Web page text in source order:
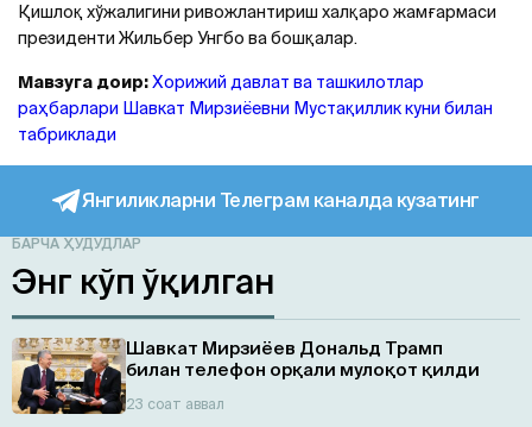
Қишлоқ хўжалигини ривожлантириш халқаро жамғармаси
президенти Жильбер Унгбо ва бошқалар.
Мавзуга доир:Хорижий давлат ва ташкилотлар
раҳбарлари Шавкат Мирзиёевни Мустақиллик куни билан
табриклади
Янгиликларни Телеграм каналда кузатинг
БАРЧА ҲУДУДЛАР
Энг кўп ўқилган
Шавкат Мирзиёев Дональд Трамп
билан телефон орқали мулоқот қилди
23 соат аввал